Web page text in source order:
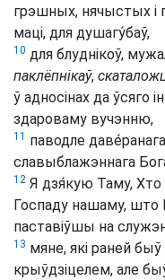
грэшных, нячыстых і
маці, для душагу́баў,
10 для блуднікоў,
паклёпнікаў,
ў адносінах да ўсяго
здароваму вучэнню,
11 паводле
славыблажэннага
12 Я дзя́кую Таму, Хто
Госпаду нашаму,
паставіўшы на
13 мяне, які раней быў
крыўдзіцелем, але